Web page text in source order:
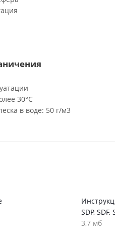
30°C
в воде: 50 г/м3
SDP, SDF,
3,7 мб